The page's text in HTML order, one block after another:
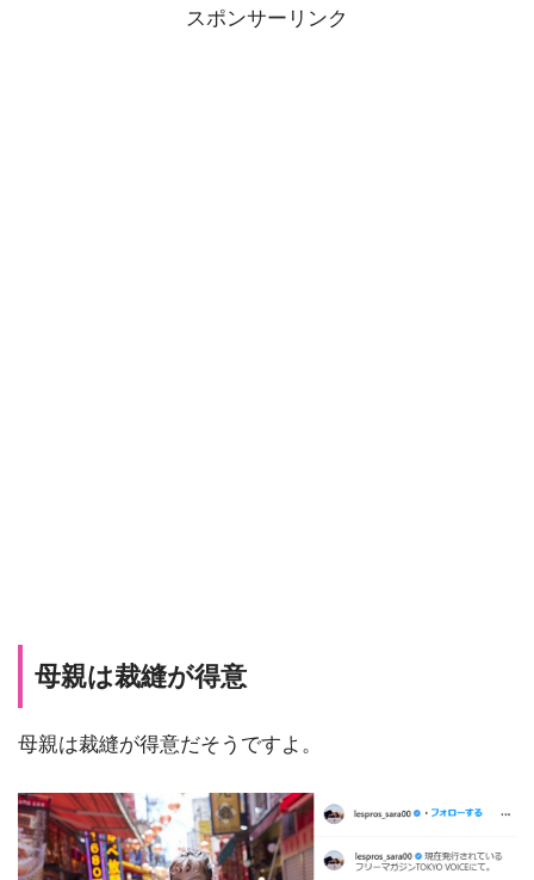
スポンサーリンク
母親は裁縫が得意
母親は裁縫が得意だそうですよ。